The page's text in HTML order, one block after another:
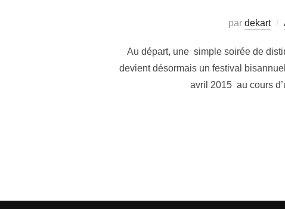
par dekart
Au départ, une simple soirée de
devient désormais un festival
avril 2015 au cours